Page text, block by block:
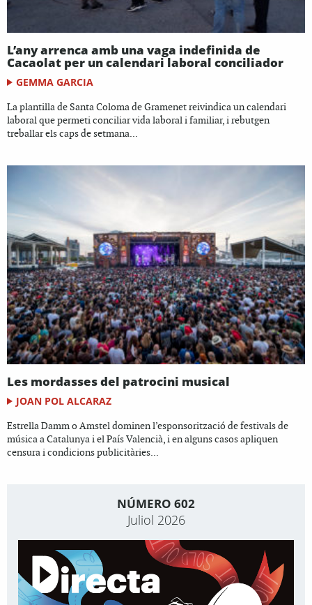
L’any arrenca amb una vaga indefinida de
Cacaolat per un calendari laboral conciliador
GEMMA GARCIA
La plantilla de Santa Coloma de Gramenet reivindica un calendari
laboral que permeti conciliar vida laboral i familiar, i rebutgen
treballar els caps de setmana...
Les mordasses del patrocini musical
JOAN POL ALCARAZ
Estrella Damm o Amstel dominen l’esponsorització de festivals de
música a Catalunya i el País Valencià, i en alguns casos apliquen
censura i condicions publicitàries...
NÚMERO 602
Juliol 2026